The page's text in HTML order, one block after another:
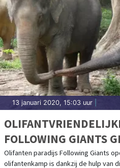
13 januari 2020, 15:03 uur
FOLLOWING GIANTS
Olifanten paradijs Following Giants
olifantenkamp is dankzij de hulp van